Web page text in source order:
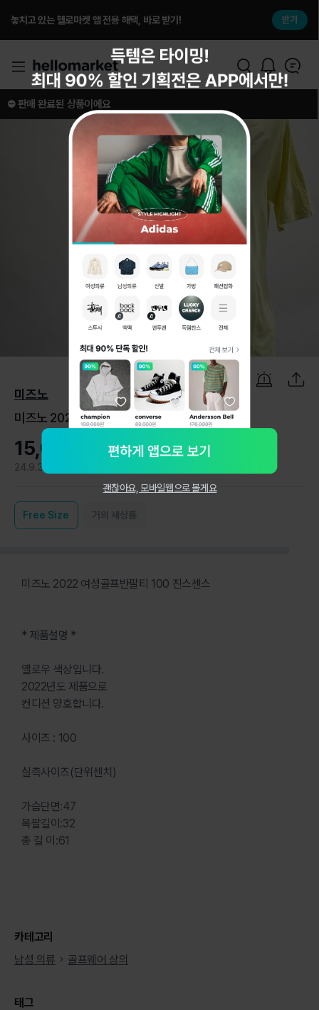
놓치고 있는 헬로마켓 앱 전용 해택, 바로 받기! 받기
1 / 6
⛔️ 판매 완료된 상품이에요
미즈노
미즈노 2022 여성골프반팔티 100 진스센스
15,000원
24.9.3
Free Size 거의 새상품
미즈노 2022 여성골프반팔티 100 진스센스
* 제품설명 *
옐로우 색상입니다.
2022년도 제품으로
컨디션 양호합니다.
사이즈 : 100
실측사이즈(단위센치)
가슴단면:47
목팔길이:32
총 길 이:61
카테고리
남성 의류
골프웨어 상의
태그
괜찮아요, 모바일웹으로 볼게요